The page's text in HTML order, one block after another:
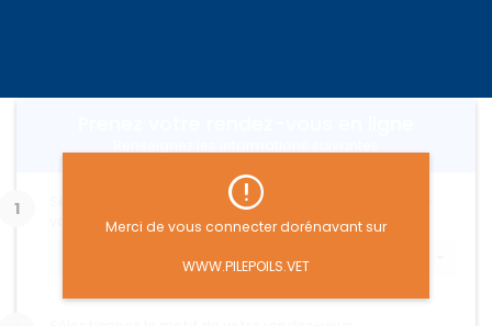
Merci de vous connecter dorénavant sur
WWW.PILEPOILS.VET
Sélectionnez le type d'animal concerné par le rendez-
Choisissez un type d'animal